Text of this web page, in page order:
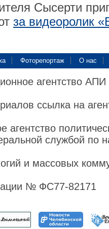
Сысерти
за видеоролик
Фоторепортаж О нас
агентство
ссылка на
агентство
службой по
и массовых
№ ФС77-82171